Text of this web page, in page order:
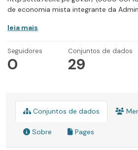
de economia mista integrante da
leia mais
Seguidores
0
Conjuntos de dados
29
Conjuntos de dados
Sobre Pages